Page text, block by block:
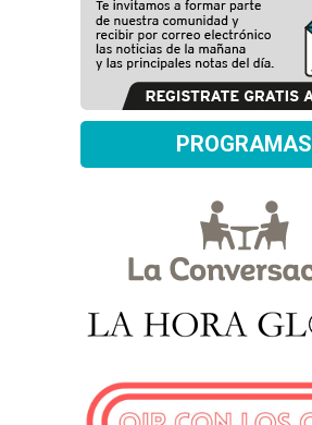
PROGRAMAS